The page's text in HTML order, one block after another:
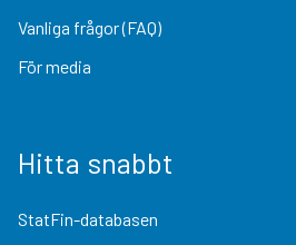
Vanliga frågor (FAQ)
För media
Hitta snabbt
StatFin-databasen